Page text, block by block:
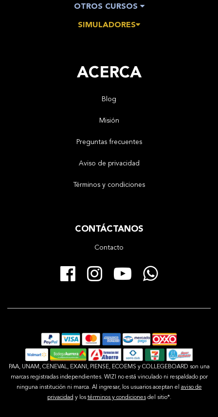
OTROS CURSOS
SIMULADORES
ACERCA
Blog
Misión
Preguntas frecuentes
Aviso de privacidad
Términos y condiciones
CONTÁCTANOS
Contacto
Facebook
Instagram
YouTube
PAA, UNAM, CENEVAL, EXANI, PIENSE, ECOEMS y COLLEGEBOARD son una
marcas registradas independientes. WIZI no está vinculado ni respaldado por
ninguna institución ni marca. Al ingresar, los usuarios aceptan el aviso de
privacidad y los términos y condicionesdel sitio*.